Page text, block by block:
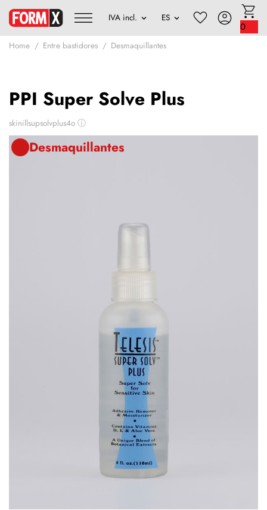
0
Home Entre bastidores Desmaquillantes
PPI Super Solve Plus
skinillsupsolvplus4o ⓘ
Desmaquillantes